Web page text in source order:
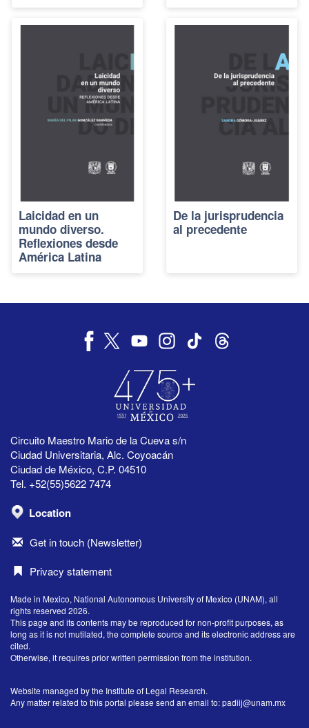
Laicidad en un
mundo diverso.
Reflexiones desde
América Latina
De la jurisprudencia
al precedente
Circuito Maestro Mario de la Cueva s/n
Ciudad Universitaria, Alc. Coyoacán
Ciudad de México, C.P. 04510
Tel. +52(55)5622 7474
Location
Get in touch (Newsletter)
Privacy statement
Made in Mexico, National Autonomous University of Mexico (UNAM), all
rights reserved 2026.
This page and its contents may be reproduced for non-profit purposes, as
long as it is not mutilated, the complete source and its electronic address are
cited.
Otherwise, it requires prior written permission from the institution.
Website managed by the Institute of Legal Research.
Any matter related to this portal please send an email to:padiij@unam.mx